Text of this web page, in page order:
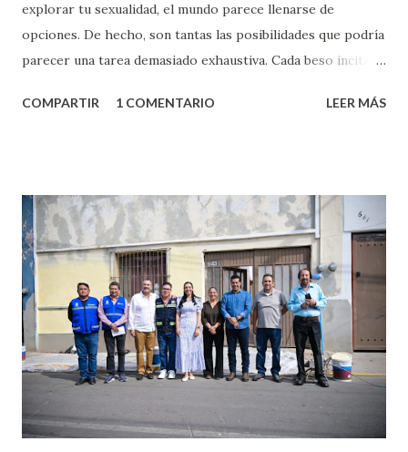
explorar tu sexualidad, el mundo parece llenarse de
opciones. De hecho, son tantas las posibilidades que podría
parecer una tarea demasiado exhaustiva. Cada beso incita
partes de ti que jamás hubieras imaginado. El problema es
conoces ni la mitad de lo que deberías saber. Pero incluso
quienes ya han tenido relaciones sexuales no son expertos
o expertas en el tema. Siempre hay algo nuevo que
aprender y nuevas experiencias que conocer. Si eres una
chica y aún no has tenido relaciones sexuales, tal vez
pienses que el sexo será increíble y no puedas esperar para
experimentarlo, pero como cualquier persona con
experiencia te dirá, siempre es mejor cuando ambas partes
son suficientemen...
COMPARTIR 1 COMENTARIO LEER MÁS